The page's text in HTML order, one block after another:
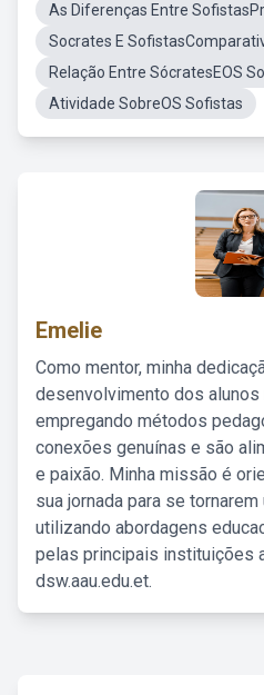
As Diferenças Entre
Socrates E
Relação Entre SócratesEOS
Atividade SobreOS Sofistas
Emelie
Como mentor, minha
desenvolvimento dos alunos
empregando métodos
conexões genuínas e são
e paixão. Minha missão é
sua jornada para se
utilizando abordagens
pelas principais instituições
dsw.aau.edu.et.